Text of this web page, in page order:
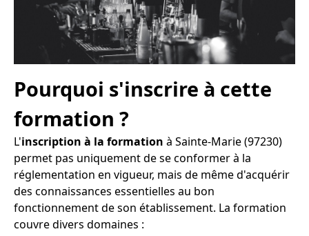
Pourquoi s'inscrire à cette
formation ?
L'inscription à la formation à Sainte-Marie (97230)
permet pas uniquement de se conformer à la
réglementation en vigueur, mais de même d'acquérir
des connaissances essentielles au bon
fonctionnement de son établissement. La formation
couvre divers domaines :